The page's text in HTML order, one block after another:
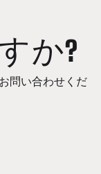
か?
問い合わせくだ